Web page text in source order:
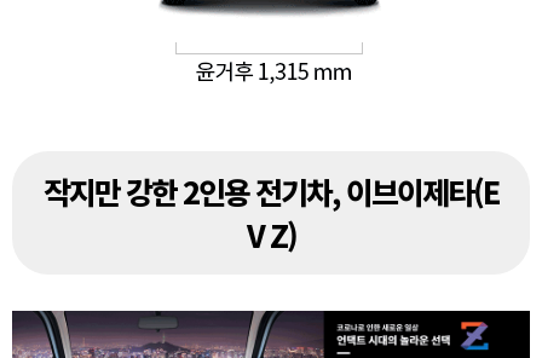
작지만 강한 2인용 전기차, 이브이제타(E
V Z)